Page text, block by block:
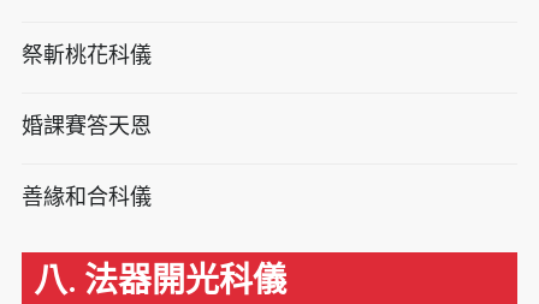
祭斬桃花科儀
婚課賽答天恩
善緣和合科儀
八. 法器開光科儀